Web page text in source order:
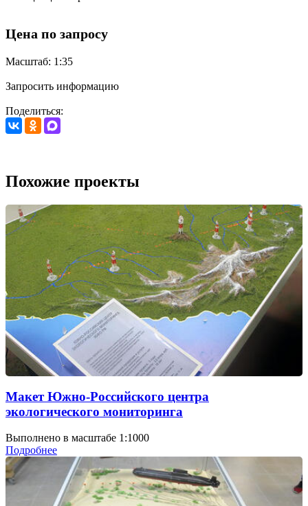
Цена по запросу
Масштаб: 1:35
Запросить информацию
Поделиться:
Похожие проекты
Макет Южно-Российского центра
экологического мониторинга
Выполнено в масштабе 1:1000
Подробнее